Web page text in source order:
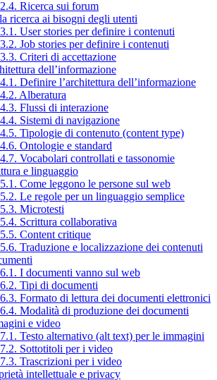
Ricerca sui forum
ricerca ai bisogni degli utenti
User stories per definire i contenuti
Job stories per definire i contenuti
Criteri di accettazione
dell’informazione
Definire l’architettura dell’informazione
Alberatura
Flussi di interazione
Sistemi di navigazione
Tipologie di contenuto (content type)
Ontologie e standard
Vocabolari controllati e tassonomie
e linguaggio
Come leggono le persone sul web
Le regole per un linguaggio semplice
Microtesti
Scrittura collaborativa
Content critique
Traduzione e localizzazione dei contenuti
I documenti vanno sul web
Tipi di documenti
Formato di lettura dei documenti elettronici
Modalità di produzione dei documenti
e video
Testo alternativo (alt text) per le immagini
Sottotitoli per i video
Trascrizioni per i video
intellettuale e privacy